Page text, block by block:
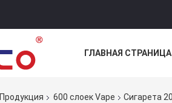
ГЛАВНАЯ СТРАНИЦА
Продукция 600 слоек Vape Сигарета